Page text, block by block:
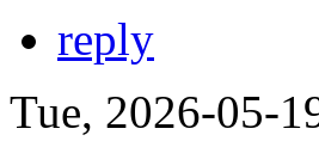
reply
Tue, 2026-05-